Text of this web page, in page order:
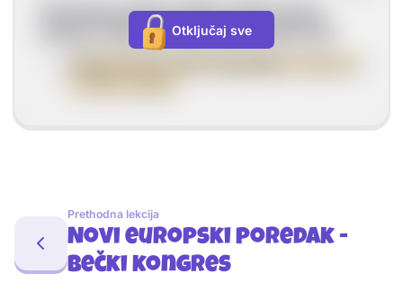
Francuska vojska je 1806. godine prema
prolazu u Boku kotorsku ušla u Dubrovnik
Otključaj sve
Prethodna lekcija
Novi europski poredak -
Bečki kongres